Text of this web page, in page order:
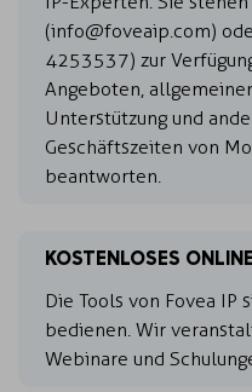
(info@foveaip.com)
4253537) zur
Angeboten,
Unterstützung und
Geschäftszeiten von
beantworten.
KOSTENLOSES
Die Tools von Fovea IP
bedienen. Wir
Webinare und